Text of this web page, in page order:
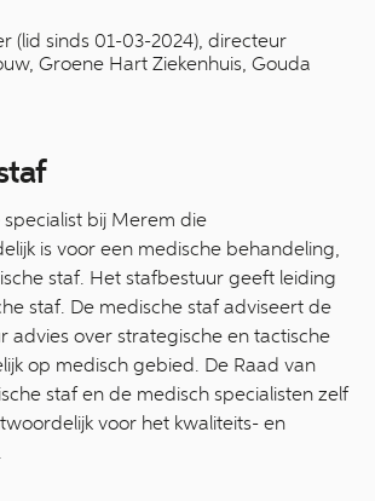
(lid sinds 01-03-2024), directeur
Groene Hart Ziekenhuis, Gouda
bij Merem die
is voor een medische behandeling,
staf. Het stafbestuur geeft leiding
staf. De medische staf adviseert de
advies over strategische en tactische
op medisch gebied. De Raad van
staf en de medisch specialisten zelf
voor het kwaliteits- en